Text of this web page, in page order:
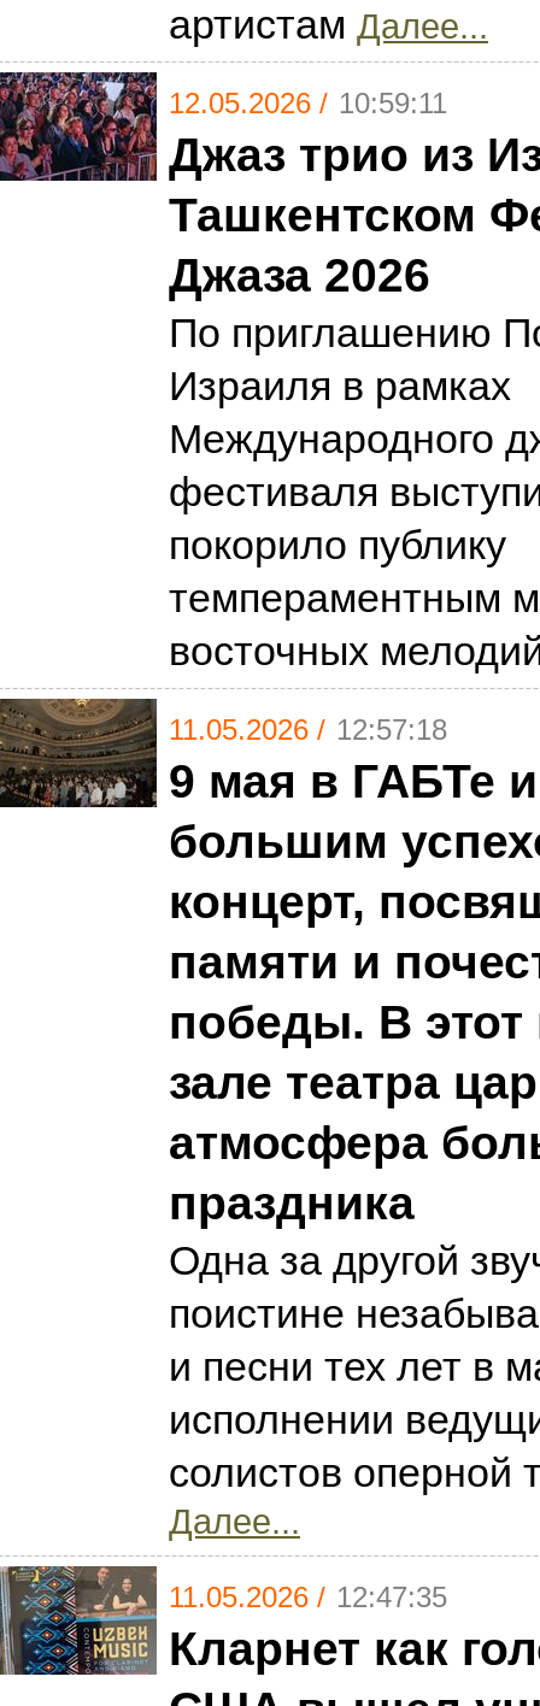
артистам Далее...
12.05.2026 / 10:59:11
Джаз трио из
Ташкентском
Джаза 2026
По приглашению
Израиля в рамках
Международного
фестиваля
покорило публику
темпераментным
восточных
11.05.2026 / 12:57:18
9 мая в ГАБТе
большим
концерт,
памяти и
победы. В этот
зале театра
атмосфера
праздника
Одна за другой
поистине
и песни тех лет в
исполнении
солистов оперной
Далее...
11.05.2026 / 12:47:35
Кларнет как